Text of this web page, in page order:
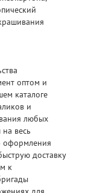
оптом и
каталоге
и
любых
весь
оформления
доставку
к